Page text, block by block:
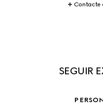
Contacte
SEGUIR